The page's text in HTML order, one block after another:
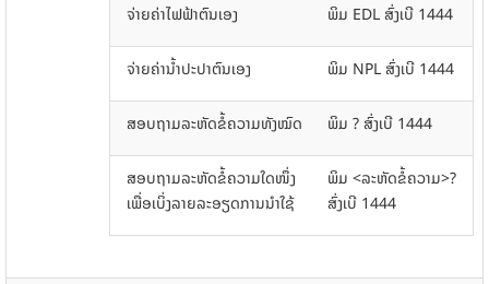
ຈ່າຍຄ່າໄຟຟ້າຕົນເອງ ພິມ EDL ສົ່ງເບີ 1444
ຈ່າຍຄ່ານໍ້າປະປາຕົນເອງ ພິມ NPL ສົ່ງເບີ 1444
ສອບຖາມລະຫັດຂໍ້ຄວາມທັງໝົດ ພິມ ? ສົ່ງເບີ 1444
ສອບຖາມລະຫັດຂໍ້ຄວາມໃດໜຶ່ງ
ເພື່ອເບິ່ງລາຍລະອຽດການນໍາໃຊ້
ພິມ <ລະຫັດຂໍ້ຄວາມ>?
ສົ່ງເບີ 1444